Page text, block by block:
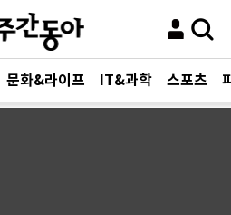
문화&라이프 IT&과학 스포츠